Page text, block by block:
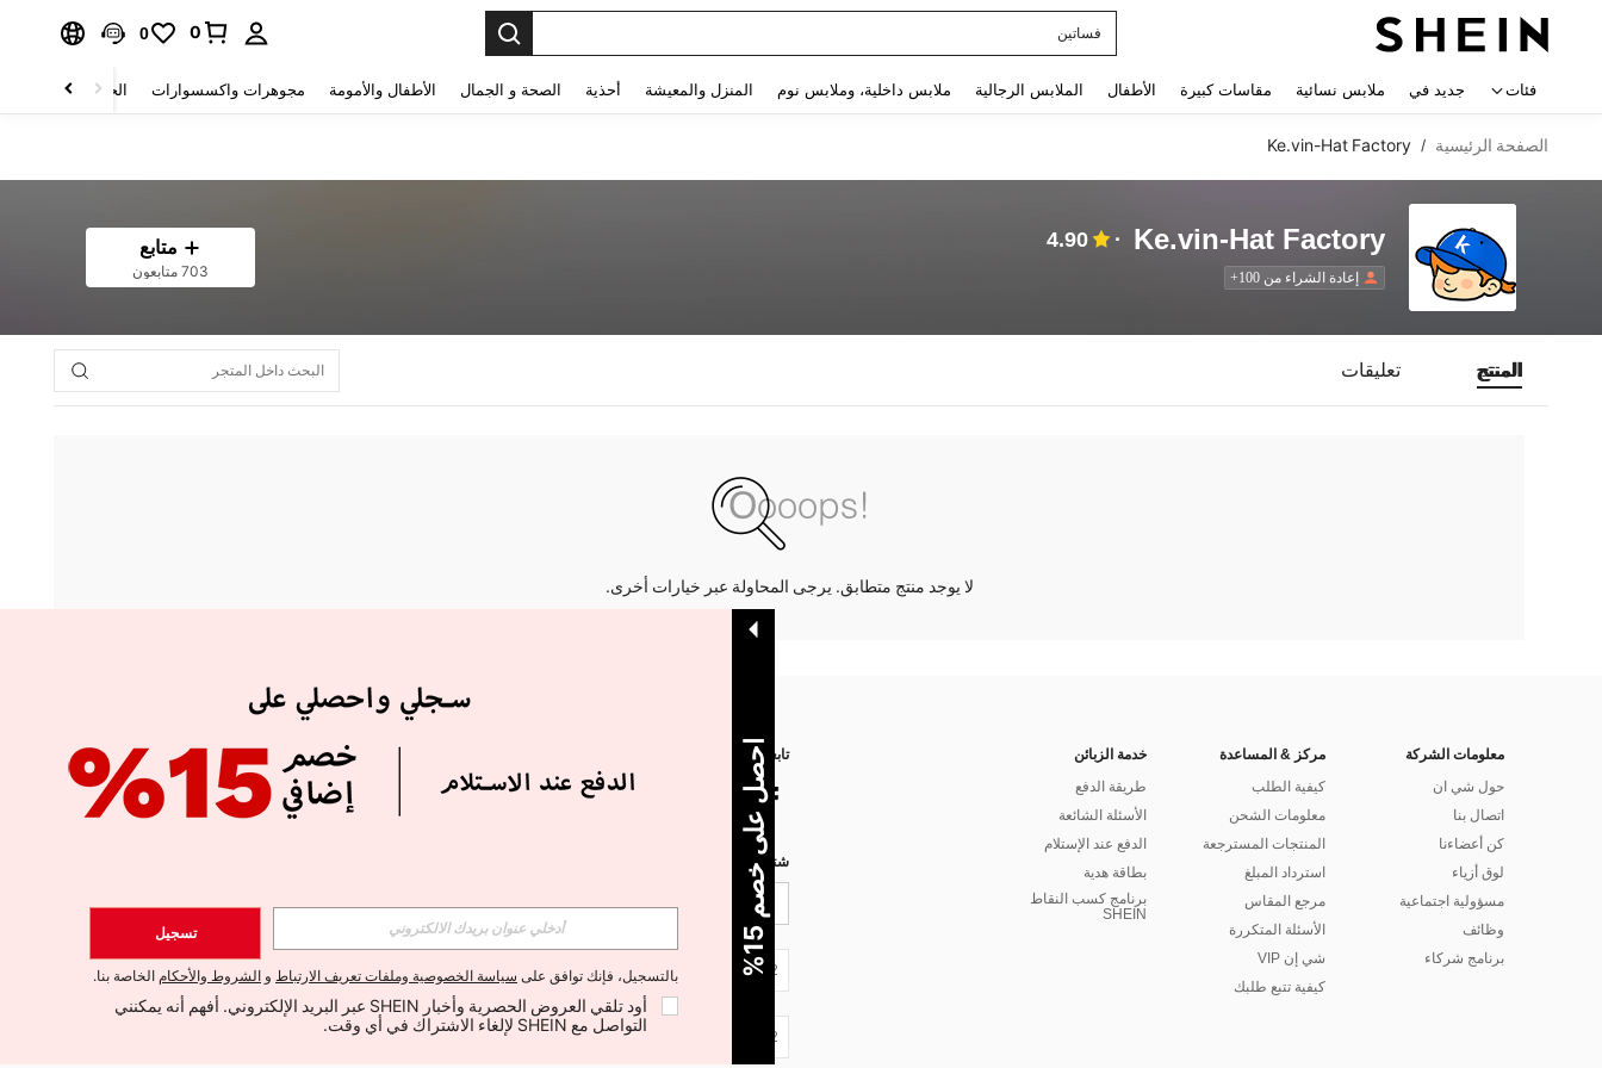
فساتين
0
0
فئات جديد في ملابس نسائية مقاسات كبيرة الأطفال الملابس الرجالية ملابس داخلية، وملابس نوم المنزل والمعيشة أحذية الصحة و الجمال الأطفال والأمومة مجوهرات واكسسوارات الحقائب والأمتعة
الصفحة الرئيسية /
Ke.vin-Hat Factory
Ke.vin-Hat Factory
4.90
إعادة الشراء من 100+
متابع
703 متابعون
المنتج تعليقات
لا يوجد منتج متطابق. يرجى المحاولة عبر خيارات أخرى.
معلومات الشركة
حول شي ان
اتصال بنا
كن أعضاءنا
لوق أزياء
مسؤولية اجتماعية
وظائف
برنامج شركاء
مركز & المساعدة
كيفية الطلب
معلومات الشحن
المنتجات المسترجعة
استرداد المبلغ
مرجع المقاس
الأسئلة المتكررة
شي إن VIP
كيفية تتبع طلبك
خدمة الزبائن
طريقة الدفع
الأسئلة الشائعة
الدفع عند الإستلام
بطاقة هدية
برنامج كسب النقاط
SHEIN
تابعنا على
شتركي مع شي إن لتصلك أخبار الموضة
الإشتراك
JO + 962 اشتراك
JO + 962
ا
ح
ص
ل
ع
ل
ى
خ
ص
م
1
5
%
تسجيل
بالتسجيل، فإنك توافق على سياسة الخصوصية وملفات تعريف الارتباط و الشروط والأحكام الخاصة بنا.
أود تلقي العروض الحصرية وأخبار SHEIN عبر البريد الإلكتروني. أفهم أنه يمكنني
التواصل مع SHEIN لإلغاء الاشتراك في أي وقت.